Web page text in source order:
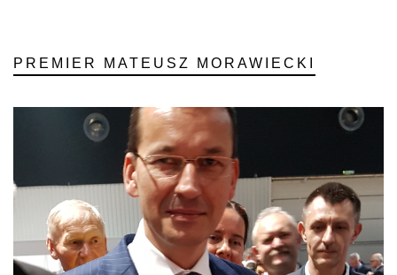
PREMIER MATEUSZ MORAWIECKI